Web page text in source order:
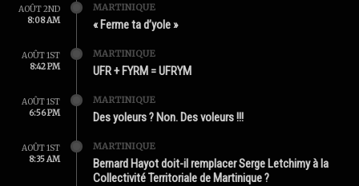
AOÛT 2ND
8:08 AM
MARTINIQUE
« Ferme ta d’yole »
AOÛT 1ST
8:42 PM
MARTINIQUE
UFR + FYRM = UFRYM
AOÛT 1ST
6:56 PM
MARTINIQUE
Des yoleurs ? Non. Des voleurs !!!
AOÛT 1ST
8:35 AM
MARTINIQUE
Bernard Hayot doit-il remplacer Serge Letchimy à la
Collectivité Territoriale de Martinique ?